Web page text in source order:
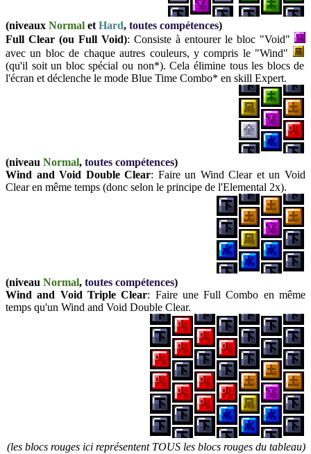
(niveaux Normal et Hard, toutes compétences)
Full Clear (ou Full Void): Consiste à entourer le bloc "Void"
avec un bloc de chaque autres couleurs, y compris le "Wind"
(qu'il soit un bloc spécial ou non*). Cela élimine tous les blocs de
l'écran et déclenche le mode Blue Time Combo* en skill Expert.
(niveau Normal, toutes compétences)
Wind and Void Double Clear: Faire un Wind Clearet un Void
Clear en même temps (donc selon le principe de l'Elemental 2x).
(niveau Normal, toutes compétences)
Wind and Void Triple Clear: Faire une Full Combo en même
temps qu'un Wind and Void Double Clear.
(les blocs rouges ici représentent TOUS les blocs rouges du tableau)